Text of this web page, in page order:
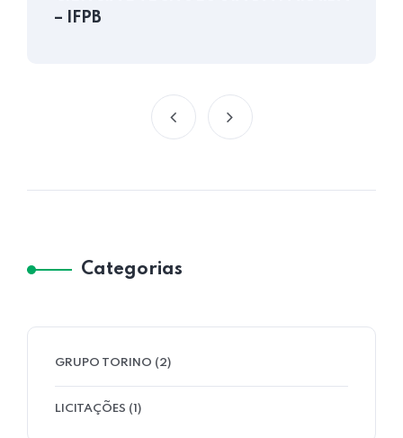
– IFPB
Categorias
GRUPO TORINO (2)
LICITAÇÕES (1)